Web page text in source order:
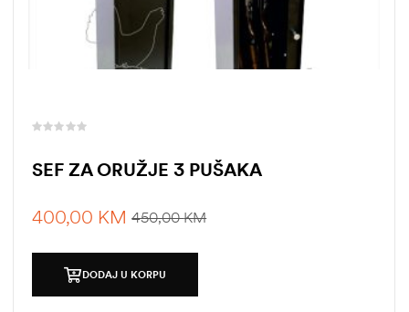
SEF ZA ORUŽJE 3 PUŠAKA
450,00KM
400,00 KM
DODAJ U KORPU